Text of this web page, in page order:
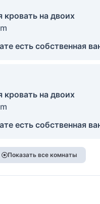
кровать на двоих
есть собственная
кровать на двоих
есть собственная
Показать все комнаты